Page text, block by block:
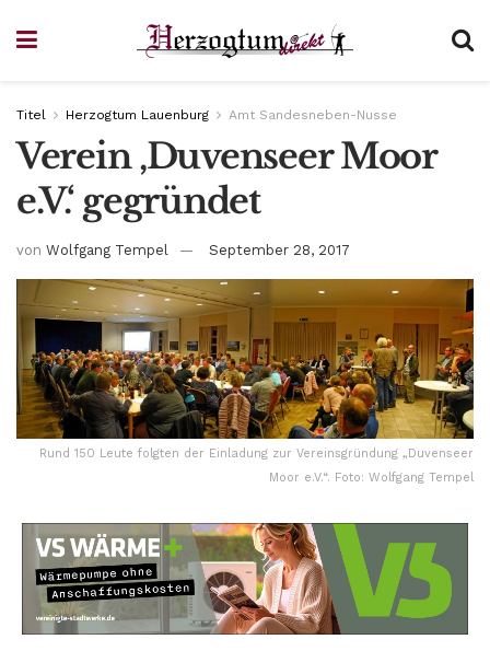
Titel Herzogtum Lauenburg Amt Sandesneben-Nusse
Verein ‚Duvenseer Moor
e.V.‘ gegründet
von Wolfgang Tempel September 28, 2017
Rund 150 Leute folgten der Einladung zur Vereinsgründung „Duvenseer
Moor e.V.“. Foto: Wolfgang Tempel